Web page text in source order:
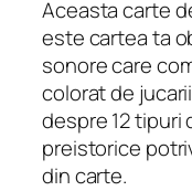
Aceasta carte
este cartea ta
sonore care
colorat de
despre 12 tipuri
preistorice
din carte.